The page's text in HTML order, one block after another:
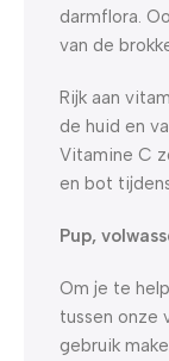
darmflora.
van de
Rijk aan
de huid en
Vitamine C
en bot
Pup,
Om je te
tussen onze
gebruik